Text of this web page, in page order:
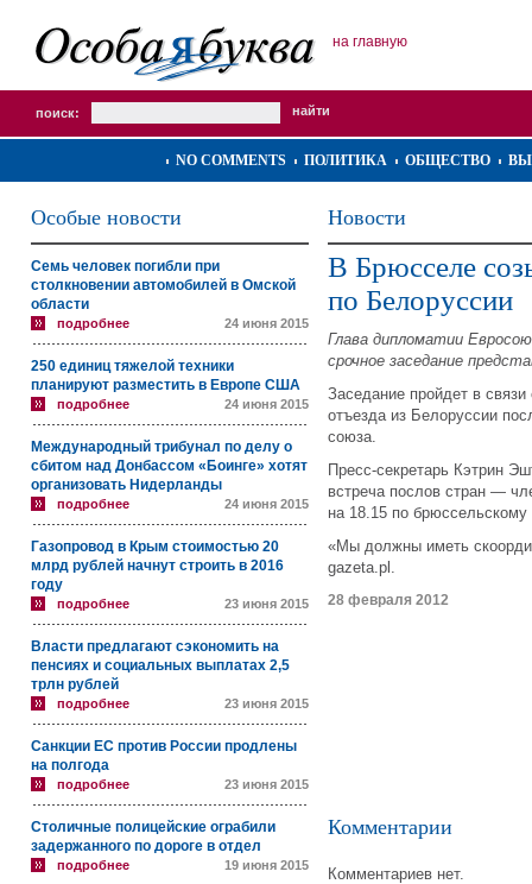
на главную
поиск:
NO COMMENTS ПОЛИТИКА ОБЩЕСТВО
Особые новости
Семь человек погибли при
столкновении автомобилей в Омской
области
подробнее 24 июня 2015
250 единиц тяжелой техники
планируют разместить в Европе США
подробнее 24 июня 2015
Международный трибунал по делу о
сбитом над Донбассом «Боинге» хотят
организовать Нидерланды
подробнее 24 июня 2015
Газопровод в Крым стоимостью 20
млрд рублей начнут строить в 2016
году
подробнее 23 июня 2015
Власти предлагают сэкономить на
пенсиях и социальных выплатах 2,5
трлн рублей
подробнее 23 июня 2015
Санкции ЕС против России продлены
на полгода
подробнее 23 июня 2015
Столичные полицейские ограбили
задержанного по дороге в отдел
подробнее 19 июня 2015
Новости
В Брюсселе
по Белоруссии
Глава дипломатии
срочное заседание
Заседание пройдет в
отъезда из Белоруссии
союза.
Пресс-секретарь Кэтрин
встреча послов стран —
на 18.15 по
«Мы должны иметь
gazeta.pl.
28 февраля 2012
Комментарии
Комментариев нет.